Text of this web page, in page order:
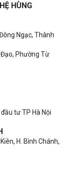
HÙNG
Ngạc, Thành
Đạo, Phường Từ
tư TP Hà Nội
H. Bình Chánh,